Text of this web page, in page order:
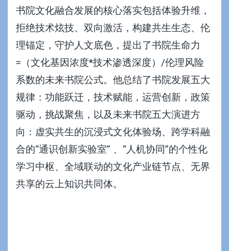
书院文化融合发展的核心落实包括体验升维，
拒绝技术炫技、双向激活，构建共生生态、伦
理锚定，守护人文底色，提出了书院生命力
=（文化基因浓度*技术渗透深度）/伦理风险
系数的未来书院公式。他总结了书院发展五大
规律：功能跃迁，技术赋能，运营创新，政策
驱动，挑战聚焦，以及未来书院五大演进方
向：虚实共生的沉浸式文化体验场、跨学科融
合的“通识创新实验室” 、“人机协同”的个性化
学习中枢、全域联动的文化产业链节点、无界
共享的云上知识共同体。